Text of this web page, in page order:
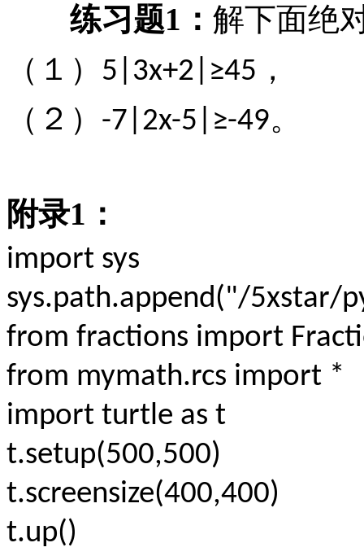
练习题1 ： 解下面绝
（１）
5|3x+2|≥45 ，
（２） -7|2x-5|≥-49。
附录1 ：
import sys
sys.path.append("/5xstar/
from fractions import
from mymath.rcs import *
import turtle as t
t.setup(500,500)
t.screensize(400,400)
t.up()